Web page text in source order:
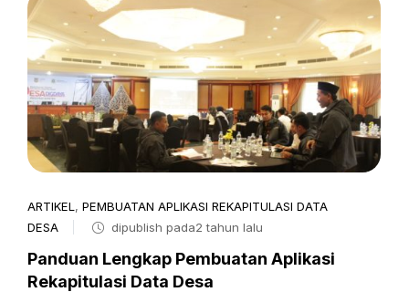
ARTIKEL , PEMBUATAN APLIKASI REKAPITULASI DATA
DESA
dipublish pada2 tahun lalu
Panduan Lengkap Pembuatan Aplikasi
Rekapitulasi Data Desa